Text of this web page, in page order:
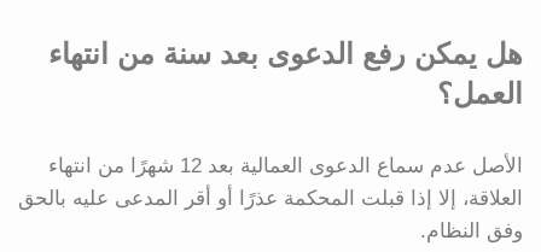
هل يمكن رفع الدعوى بعد سنة من انتهاء
العمل؟
الأصل عدم سماع الدعوى العمالية بعد 12 شهرًا من انتهاء
العلاقة، إلا إذا قبلت المحكمة عذرًا أو أقر المدعى عليه بالحق
وفق النظام.